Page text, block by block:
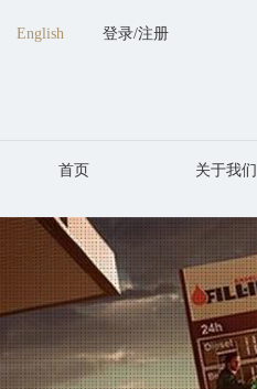
English 登录/注册
首页 关于我们